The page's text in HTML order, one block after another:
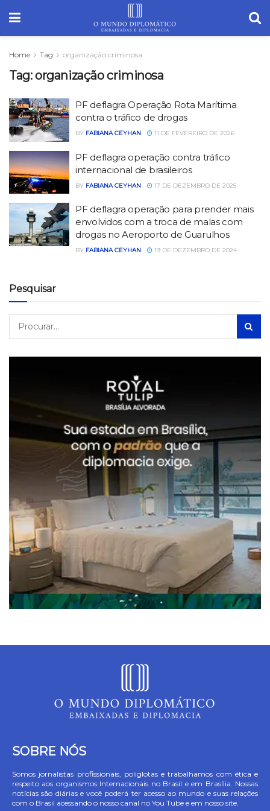
Home Tag organização criminosa
Tag:organização criminosa
PF deflagra Operação Rota Marítima
contra o tráfico de drogas
BY FABIANA CEYHAN 11 DE FEVEREIRO DE 2026
PF deflagra operação contra tráfico
internacional de brasileiros
BY FABIANA CEYHAN 17 DE DEZEMBRO DE 2025
PF deflagra operação para prender mais
envolvidos com a troca de malas com
drogas no Aeroporto de Guarulhos
BY FABIANA CEYHAN 19 DE DEZEMBRO DE 2024
Pesquisar
SOBRE NÓS
Somos jornalistas profissionais, poliglotas e trabalhamos com ética e
respeito aos organismos Internacionais no Brasil e em Brasília. Nossas
notícias são diárias e você poderá ter acesso ao mundo e suas relações
com o Brasil acessando o nosso canal no You Tube e em nosso site.